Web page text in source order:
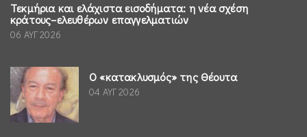
Τεκμήρια και ελάχιστα εισοδήματα: η νέα σχέση
κράτους–ελευθέρων επαγγελματιών
06 ΑΥΓ 2026
Ο «κατακλυσμός» της Θέουτα
04 ΑΥΓ 2026